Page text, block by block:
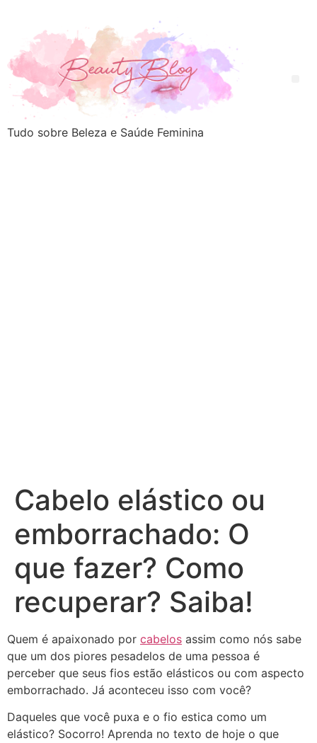
Tudo sobre Beleza e Saúde Feminina
Cabelo elástico ou
emborrachado: O
que fazer? Como
recuperar? Saiba!
Quem é apaixonado por cabelos assim como nós sabe
que um dos piores pesadelos de uma pessoa é
perceber que seus fios estão elásticos ou com aspecto
emborrachado. Já aconteceu isso com você?
Daqueles que você puxa e o fio estica como um
elástico? Socorro! Aprenda no texto de hoje o que